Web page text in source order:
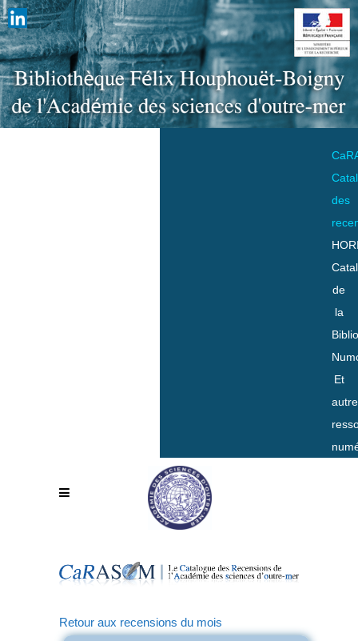
des
de
la
Et
Retour aux recensions du mois